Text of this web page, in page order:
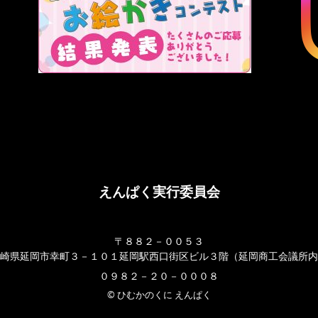
えんぱく実行委員会
〒８８２－００５３
県延岡市幸町３－１０１延岡駅西口街区ビル３階（延岡商工会議所
０９８２－２０－０００８
© ひむかのくに えんぱく